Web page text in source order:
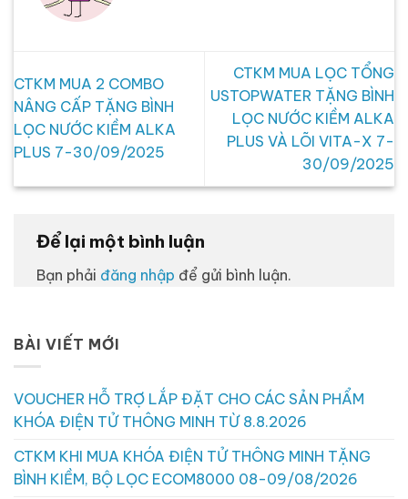
CTKM MUA 2 COMBO
NÂNG CẤP TẶNG BÌNH
LỌC NƯỚC KIỀM ALKA
PLUS 7-30/09/2025
CTKM MUA LỌC TỔNG
USTOPWATER TẶNG BÌNH
LỌC NƯỚC KIỀM ALKA
PLUS VÀ LÕI VITA-X 7-
30/09/2025
Để lại một bình luận
Bạn phải đăng nhập để gửi bình luận.
BÀI VIẾT MỚI
VOUCHER HỖ TRỢ LẮP ĐẶT CHO CÁC SẢN PHẨM
KHÓA ĐIỆN TỬ THÔNG MINH TỪ 8.8.2026
CTKM KHI MUA KHÓA ĐIỆN TỬ THÔNG MINH TẶNG
BÌNH KIỀM, BỘ LỌC ECOM8000 08-09/08/2026